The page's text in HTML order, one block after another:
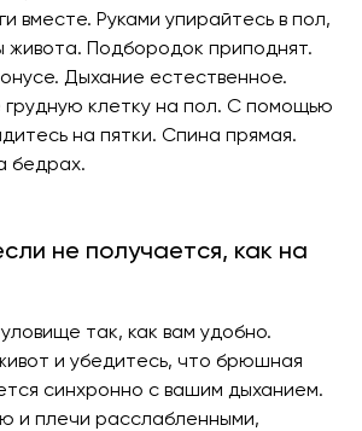
вместе. Руками упирайтесь в пол,
живота. Подбородок приподнят.
Дыхание естественное.
грудную клетку на пол. С помощью
на пятки. Спина прямая.
бедрах.
не получается, как на
так, как вам удобно.
и убедитесь, что брюшная
синхронно с вашим дыханием.
и плечи расслабленными,